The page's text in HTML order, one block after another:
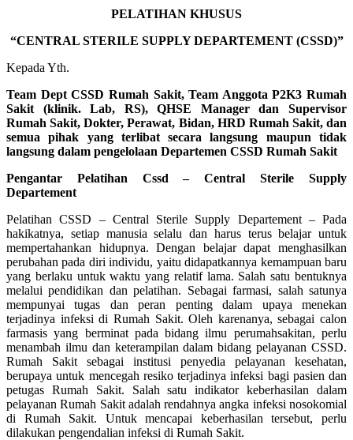
PELATIHAN KHUSUS
“CENTRAL STERILE SUPPLY DEPARTEMENT (CSSD)”
Kepada Yth.
Team Dept CSSD Rumah Sakit, Team Anggota P2K3 Rumah
Sakit (klinik. Lab, RS), QHSE Manager dan Supervisor
Rumah Sakit, Dokter, Perawat, Bidan, HRD Rumah Sakit, dan
semua pihak yang terlibat secara langsung maupun tidak
langsung dalam pengelolaan Departemen CSSD Rumah Sakit
Pengantar Pelatihan Cssd – Central Sterile Supply
Departement
Pelatihan CSSD – Central Sterile Supply Departement – Pada
hakikatnya, setiap manusia selalu dan harus terus belajar untuk
mempertahankan hidupnya. Dengan belajar dapat menghasilkan
perubahan pada diri individu, yaitu didapatkannya kemampuan baru
yang berlaku untuk waktu yang relatif lama. Salah satu bentuknya
melalui pendidikan dan pelatihan. Sebagai farmasi, salah satunya
mempunyai tugas dan peran penting dalam upaya menekan
terjadinya infeksi di Rumah Sakit. Oleh karenanya, sebagai calon
farmasis yang berminat pada bidang ilmu perumahsakitan, perlu
menambah ilmu dan keterampilan dalam bidang pelayanan CSSD.
Rumah Sakit sebagai institusi penyedia pelayanan kesehatan,
berupaya untuk mencegah resiko terjadinya infeksi bagi pasien dan
petugas Rumah Sakit. Salah satu indikator keberhasilan dalam
pelayanan Rumah Sakit adalah rendahnya angka infeksi nosokomial
di Rumah Sakit. Untuk mencapai keberhasilan tersebut, perlu
dilakukan pengendalian infeksi di Rumah Sakit.